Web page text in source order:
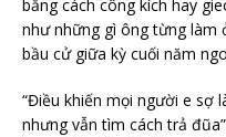
bằng cách công kích hay
như những gì ông từng làm
bầu cử giữa kỳ cuối năm
“Điều khiến mọi người e sợ
nhưng vẫn tìm cách trả